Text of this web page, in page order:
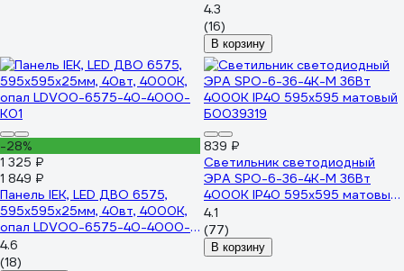
4.3
(16)
В корзину
-28%
1 325 ₽
1 849 ₽
Панель IEK, LED ДВО 6575,
595х595х25мм, 40вт, 4000К,
опал LDVO0-6575-40-4000-
K01
4.6
(18)
839 ₽
Светильник светодиодный
ЭРА SPO-6-36-4K-M 36Вт
4000К IP40 595x595 матовый
Б0039319
4.1
(77)
В корзину